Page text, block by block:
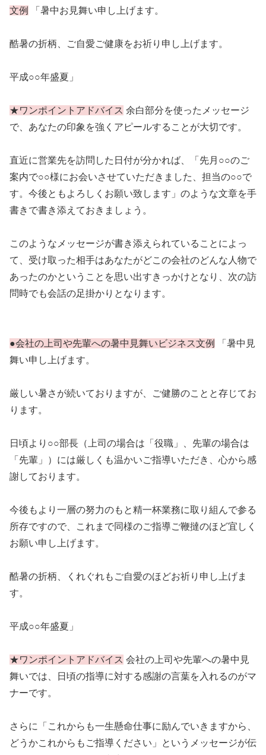
文例
「暑中お見舞い申し上げます。
酷暑の折柄、ご自愛ご健康をお祈り申し上げます。
平成○○年盛夏」
★ワンポイントアドバイス 余白部分を使ったメッセージ
で、あなたの印象を強くアピールすることが大切です。
直近に営業先を訪問した日付が分かれば、「先月○○のご
案内で○○様にお会いさせていただきました、担当の○○で
す。今後ともよろしくお願い致します」のような文章を手
書きで書き添えておきましょう。
このようなメッセージが書き添えられていることによっ
て、受け取った相手はあなたがどこの会社のどんな人物で
あったのかということを思い出すきっかけとなり、次の訪
問時でも会話の足掛かりとなります。
●会社の上司や先輩への暑中見舞いビジネス文例
「暑中見
舞い申し上げます。
厳しい暑さが続いておりますが、ご健勝のことと存じてお
ります。
日頃より○○部長（上司の場合は「役職」、先輩の場合は
「先輩」）には厳しくも温かいご指導いただき、心から感
謝しております。
今後もより一層の努力のもと精一杯業務に取り組んで参る
所存ですので、これまで同様のご指導ご鞭撻のほど宜しく
お願い申し上げます。
酷暑の折柄、くれぐれもご自愛のほどお祈り申し上げま
す。
平成○○年盛夏」
★ワンポイントアドバイス 会社の上司や先輩への暑中見
舞いでは、日頃の指導に対する感謝の言葉を入れるのがマ
ナーです。
さらに「これからも一生懸命仕事に励んでいきますから、
どうかこれからもご指導ください」というメッセージが伝